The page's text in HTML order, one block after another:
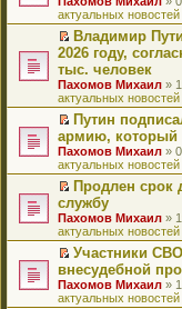
ч
и
т
а
н
н
о
м
у
с
о
о
б
щ
е
н
и
ю
е
п
р
о
ч
и
т
а
н
н
о
м
у
с
о
о
б
щ
е
н
и
ю
о
м
у
н
е
п
р
о
ч
и
т
а
н
н
о
м
у
с
о
о
б
щ
е
к
п
е
р
в
о
м
у
н
е
п
р
о
ч
и
т
а
н
н
о
м
у
с
р
е
й
т
и
к
п
е
р
в
о
м
у
н
е
п
р
о
ч
и
т
а
н
актуальных новостей
П
е
р
е
й
т
и
к
п
е
р
в
о
м
у
н
е
п
р
о
Владимир
2026 году,
тыс. человек
Пахомов Михаил »
актуальных новостей
П
е
р
е
й
т
и
к
п
е
р
в
о
м
Путин
армию, который
Пахомов Михаил »
актуальных новостей
П
е
р
е
й
т
и
к
п
Продлен срок
службу
Пахомов Михаил »
актуальных новостей
П
е
р
е
Участники
внесудебной
Пахомов Михаил »
актуальных новостей